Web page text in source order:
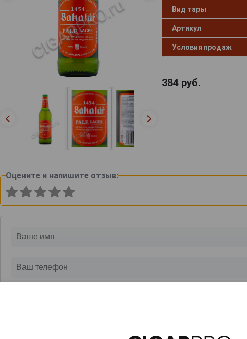
Вид тары
Артикул
Условия продаж
384руб.
Оцените и напишите отзыв: